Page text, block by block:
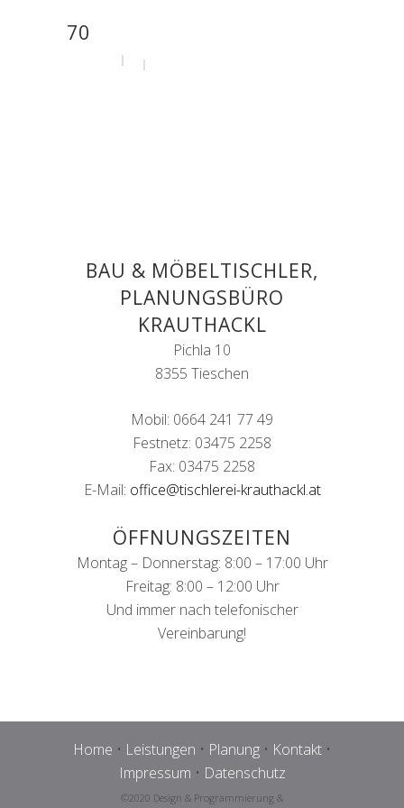
70
BAU & MÖBELTISCHLER,
PLANUNGSBÜRO
KRAUTHACKL
Pichla 10
8355 Tieschen
Mobil: 0664 241 77 49
Festnetz: 03475 2258
Fax: 03475 2258
E-Mail: office@tischlerei-krauthackl.at
ÖFFNUNGSZEITEN
Montag – Donnerstag: 8:00 – 17:00 Uhr
Freitag: 8:00 – 12:00 Uhr
Und immer nach telefonischer
Vereinbarung!
Home • Leistungen • Planung • Kontakt •
Impressum • Datenschutz
©2020 Design & Programmierung &